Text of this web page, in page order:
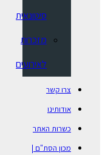
סיטונאית
מזכרות
לאירועים
צרו קשר
אודותינו
כשרות האתר
מכון הסת"ם |